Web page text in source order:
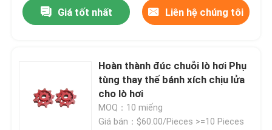
Giá tốt nhất Liên hệ chúng tôi
Hoàn thành đúc chuỗi lò hơi Phụ
tùng thay thế bánh xích chịu lửa
cho lò hơi
MOQ：10 miếng
Giá bán：$60.00/Pieces >=10 Pieces